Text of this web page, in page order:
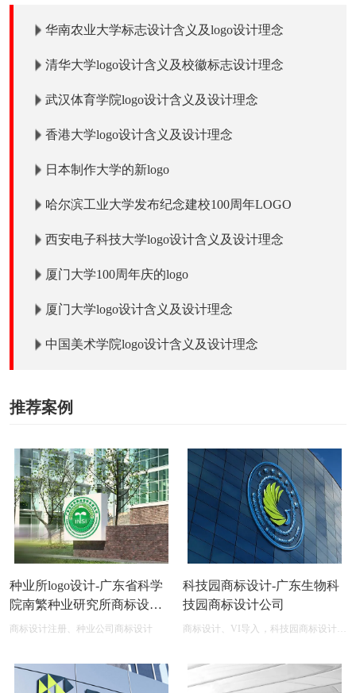
华南农业大学标志设计含义及logo设计理念
清华大学logo设计含义及校徽标志设计理念
武汉体育学院logo设计含义及设计理念
香港大学logo设计含义及设计理念
日本制作大学的新logo
哈尔滨工业大学发布纪念建校100周年LOGO
西安电子科技大学logo设计含义及设计理念
厦门大学100周年庆的logo
厦门大学logo设计含义及设计理念
中国美术学院logo设计含义及设计理念
推荐案例
种业所logo设计-广东省科学
院南繁种业研究所商标设计
公司
商标设计注册、种业公司商标设计
科技园商标设计-广东生物科
技园商标设计公司
商标设计、VI导入，科技园商标设计在